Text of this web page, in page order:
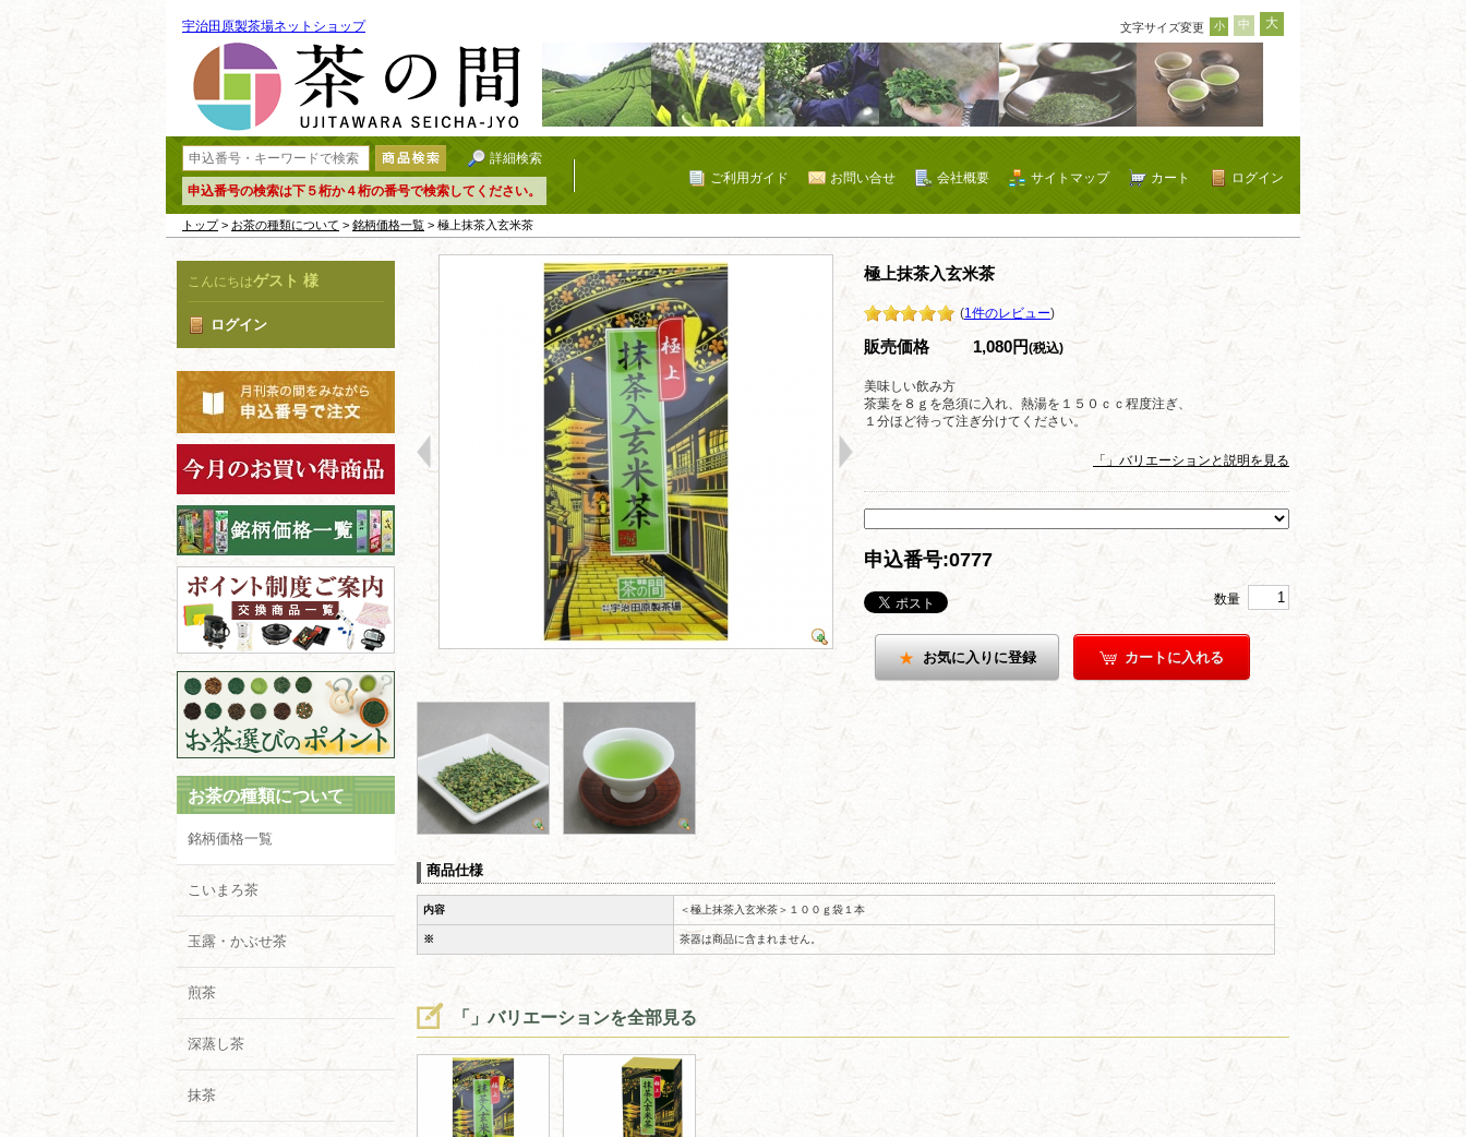
宇治田原製茶場ネットショップ 文字サイズ変更 小 中 大
詳細検索
申込番号の検索は下５桁か４桁の番号で検索してください。
ログイン
カート
サイトマップ
会社概要
お問い合せ
ご利用ガイド
トップ> お茶の種類について > 銘柄価格一覧 > 極上抹茶入玄米茶
こんにちはゲスト 様
ログイン
お茶の種類について
銘柄価格一覧
こいまろ茶
玉露・かぶせ茶
煎茶
深蒸し茶
抹茶
極上抹茶入玄米茶
(1件のレビュー)
販売価格 1,080円(税込)
美味しい飲み方
茶葉を８ｇを急須に入れ、熱湯を１５０ｃｃ程度注ぎ、
１分ほど待って注ぎ分けてください。
「」バリエーションと説明を見る
申込番号:0777
数量
お気に入りに登録 カートに入れる
商品仕様
内容 ＜極上抹茶入玄米茶＞１００ｇ袋１本
※ 茶器は商品に含まれません。
「」バリエーションを全部見る